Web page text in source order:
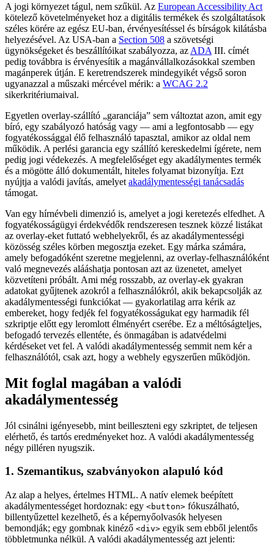
A jogi környezet tágul, nem szűkül. Az European Accessibility Act
kötelező követelményeket hoz a digitális termékek és szolgáltatások
széles körére az egész EU-ban, érvényesítéssel és bírságok kilátásba
helyezésével. Az USA-ban a Section 508 a szövetségi
ügynökségeket és beszállítóikat szabályozza, az ADA III. címét
pedig továbbra is érvényesítik a magánvállalkozásokkal szemben
magánperek útján. E keretrendszerek mindegyikét végső soron
ugyanazzal a műszaki mércével mérik: a WCAG 2.2
sikerkritériumaival.
Egyetlen overlay-szállító „garanciája” sem változtat azon, amit egy
bíró, egy szabályozó hatóság vagy — ami a legfontosabb — egy
fogyatékossággal élő felhasználó tapasztal, amikor az oldal nem
működik. A perlési garancia egy szállító kereskedelmi ígérete, nem
pedig jogi védekezés. A megfelelőséget egy akadálymentes termék
és a mögötte álló dokumentált, hiteles folyamat bizonyítja. Ezt
nyújtja a valódi javítás, amelyet akadálymentességi tanácsadás
támogat.
Van egy hírnévbeli dimenzió is, amelyet a jogi keretezés elfedhet. A
fogyatékosságügyi érdekvédők rendszeresen tesznek közzé listákat
az overlay-eket futtató webhelyekről, és az akadálymentességi
közösség széles körben megosztja ezeket. Egy márka számára,
amely befogadóként szeretne megjelenni, az overlay-felhasználóként
való megnevezés alááshatja pontosan azt az üzenetet, amelyet
közvetíteni próbált. Ami még rosszabb, az overlay-ek gyakran
adatokat gyűjtenek azokról a felhasználókról, akik bekapcsolják az
akadálymentességi funkciókat — gyakorlatilag arra kérik az
embereket, hogy fedjék fel fogyatékosságukat egy harmadik fél
szkriptje előtt egy leromlott élményért cserébe. Ez a méltóságteljes,
befogadó tervezés ellentéte, és önmagában is adatvédelmi
kérdéseket vet fel. A valódi akadálymentesség semmit nem kér a
felhasználótól, csak azt, hogy a webhely egyszerűen működjön.
Mit foglal magában a valódi
akadálymentesség
Jól csinálni igényesebb, mint beilleszteni egy szkriptet, de teljesen
elérhető, és tartós eredményeket hoz. A valódi akadálymentesség
négy pilléren nyugszik.
1. Szemantikus, szabványokon alapuló kód
Az alap a helyes, értelmes HTML. A natív elemek beépített
akadálymentességet hordoznak: egy <button> fókuszálható,
billentyűzettel kezelhető, és a képernyőolvasók helyesen
bemondják; egy gombnak kinéző <div> egyik sem ebből jelentős
többletmunka nélkül. A valódi akadálymentesség azt jelenti: